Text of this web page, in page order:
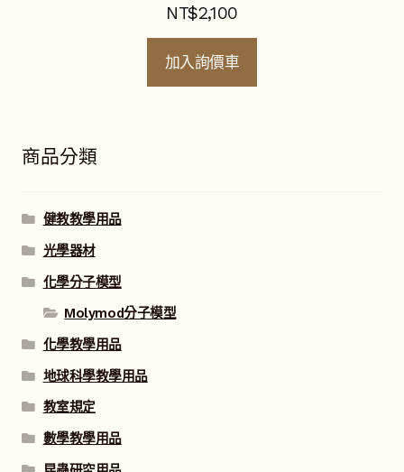
NT$2,100
加入詢價車
商品分類
健教教學用品
光學器材
化學分子模型
Molymod分子模型
化學教學用品
地球科學教學用品
教室規定
數學教學用品